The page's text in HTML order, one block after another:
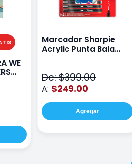
WE
Marcador Sharpie
Acrylic Punta Bala
De: $399.00
A: $249.00
Agregar